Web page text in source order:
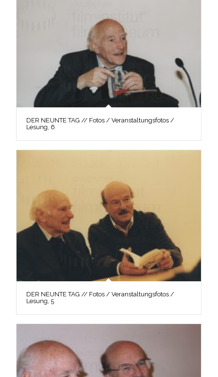
DER NEUNTE TAG // Fotos / Veranstaltungsfotos /
Lesung, 6
DER NEUNTE TAG // Fotos / Veranstaltungsfotos /
Lesung, 5